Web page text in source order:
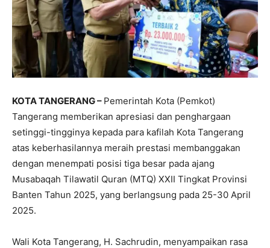
KOTA TANGERANG – Pemerintah Kota (Pemkot)
Tangerang memberikan apresiasi dan penghargaan
setinggi-tingginya kepada para kafilah Kota Tangerang
atas keberhasilannya meraih prestasi membanggakan
dengan menempati posisi tiga besar pada ajang
Musabaqah Tilawatil Quran (MTQ) XXII Tingkat Provinsi
Banten Tahun 2025, yang berlangsung pada 25-30 April
2025.
Wali Kota Tangerang, H. Sachrudin, menyampaikan rasa